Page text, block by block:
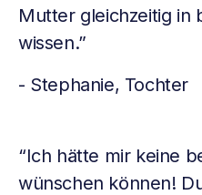
Mutter gleichzeitig in
wissen.”
- Stephanie, Tochter
“Ich hätte mir keine
wünschen können!